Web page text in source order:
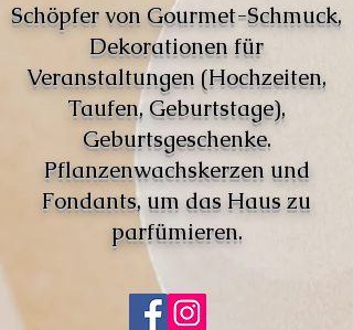
Schöpfer von Gourmet-Schmuck,
Dekorationen für
Veranstaltungen (Hochzeiten,
Taufen, Geburtstage),
Geburtsgeschenke.
Pflanzenwachskerzen und
Fondants, um das Haus zu
parfümieren.